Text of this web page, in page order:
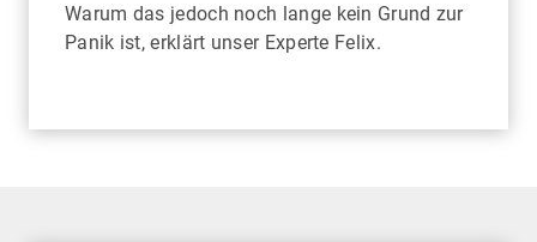
Warum das jedoch noch lange kein Grund zur
Panik ist, erklärt unser Experte Felix.